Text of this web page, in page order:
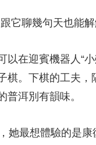
聊幾句天也能解
在迎賓機器人“小
棋。下棋的工夫
普洱別有韻味。
最想體驗的是康